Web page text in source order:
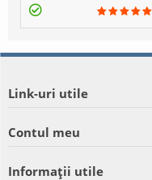
Link-uri utile
Contul meu
Informații utile